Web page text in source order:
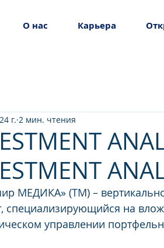
О нас Карьера
г. 2 мин. чтения
МЕДИКА» (ТМ) –
специализирующийся на
управлении